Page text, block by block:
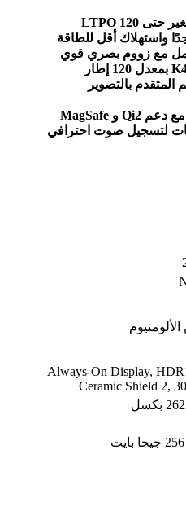
حتى 120
واستهلاك أقل للطاقة
مع زووم بصري قوي
K بمعدل 120 إطار
المتقدم بالتصوير
دعم
و Qi2
Always-On Display,
Ceramic Shield 2,